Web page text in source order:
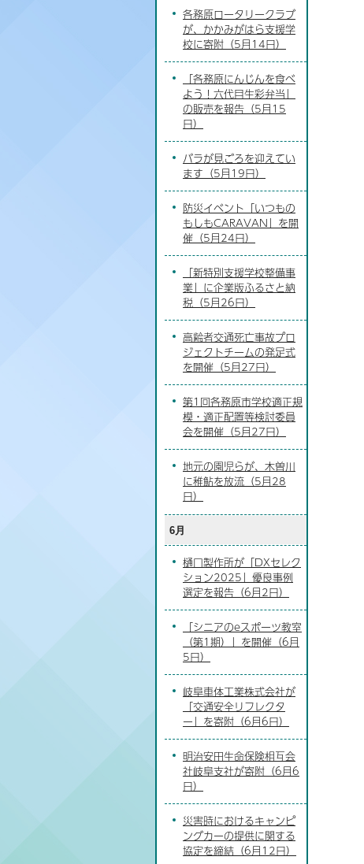
各務原ロータリークラブ
が、かかみがはら支援学
校に寄附（5月14日）
「各務原にんじんを食べ
よう！六代目生彩弁当」
の販売を報告（5月15
日）
バラが見ごろを迎えてい
ます（5月19日）
防災イベント「いつもの
もしもCARAVAN」を開
催（5月24日）
「新特別支援学校整備事
業」に企業版ふるさと納
税（5月26日）
高齢者交通死亡事故プロ
ジェクトチームの発足式
を開催（5月27日）
第1回各務原市学校適正規
模・適正配置等検討委員
会を開催（5月27日）
地元の園児らが、木曽川
に稚鮎を放流（5月28
日）
6月
樋口製作所が「DXセレク
ション2025」優良事例
選定を報告（6月2日）
「シニアのeスポーツ教室
（第1期）」を開催（6月
5日）
岐阜車体工業株式会社が
「交通安全リフレクタ
ー」を寄附（6月6日）
明治安田生命保険相互会
社岐阜支社が寄附（6月6
日）
災害時におけるキャンピ
ングカーの提供に関する
協定を締結（6月12日）